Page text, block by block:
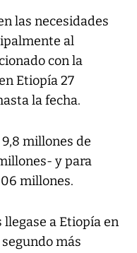
las necesidades
al
con la
Etiopía 27
la fecha.
millones de
y para
millones.
a Etiopía en
más